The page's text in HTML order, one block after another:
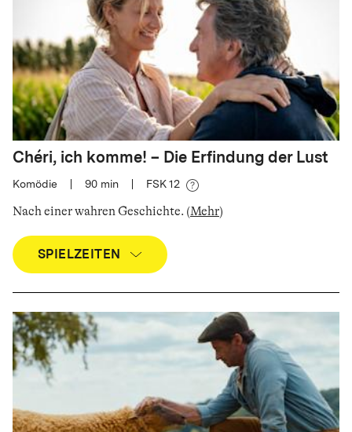
Chéri, ich komme! – Die Erfindung der Lust
Komödie 90 min FSK 12
Nach einer wahren Geschichte. (Mehr)
SPIELZEITEN